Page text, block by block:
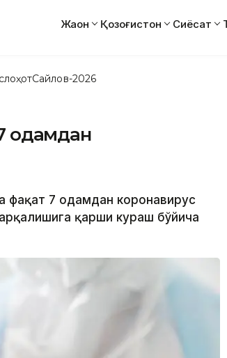
Жаҳон Қозоғистон Сиёсат
Сайлов-2026
одамдан
фақат 7 одамдан коронавирус
қарши кураш бўйича